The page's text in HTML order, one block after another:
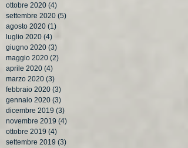
ottobre 2020 (4)
settembre 2020 (5)
agosto 2020 (1)
luglio 2020 (4)
giugno 2020 (3)
maggio 2020 (2)
aprile 2020 (4)
marzo 2020 (3)
febbraio 2020 (3)
gennaio 2020 (3)
dicembre 2019 (3)
novembre 2019 (4)
ottobre 2019 (4)
settembre 2019 (3)